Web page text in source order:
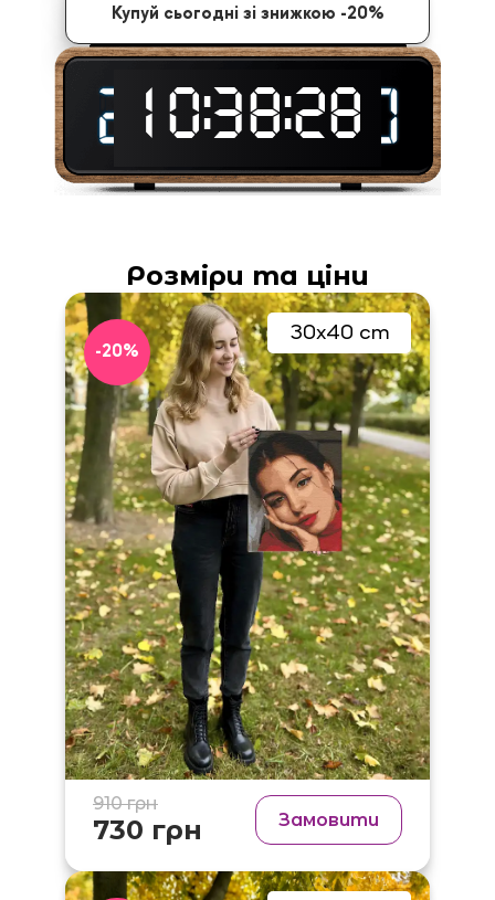
Купуй сьогодні зі знижкою -20%
10:38:26
Розміри та ціни
910 грн
730 грн Замовити